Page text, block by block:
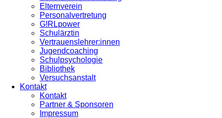
Elternverein
Personalvertretung
G!RLpower
Schulärztin
Vertrauenslehrer:innen
Jugendcoaching
Schulpsychologie
Bibliothek
Versuchsanstalt
Kontakt
Kontakt
Partner & Sponsoren
Impressum